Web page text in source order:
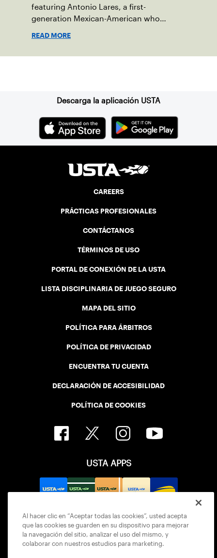
featuring Antonio Lares, a first-
generation Mexican-American who
READ MORE
Descarga la aplicación USTA
CAREERS
PRÁCTICAS PROFESIONALES
CONTÁCTANOS
TÉRMINOS DE USO
PORTAL DE CONEXIÓN DE LA USTA
LISTA DISCIPLINARIA DE JUEGO SEGURO
MAPA DEL SITIO
POLÍTICA PARA ÁRBITROS
POLÍTICA DE PRIVACIDAD
ENCUENTRA TU CUENTA
DECLARACIÓN DE ACCESIBILIDAD
POLÍTICA DE COOKIES
USTA APPS
Al hacer clic en “Aceptar todas las cookies”, usted acepta
que las cookies se guarden en su dispositivo para mejorar
la navegación del sitio, analizar el uso del mismo, y
colaborar con nuestros estudios para marketing.